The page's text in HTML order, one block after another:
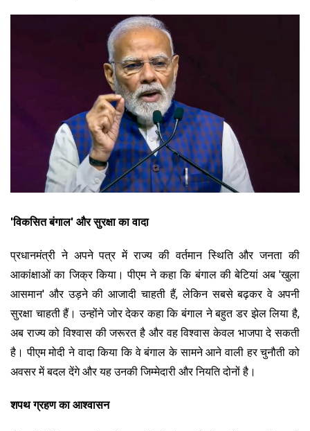
'विकसित बंगाल' और सुरक्षा का वादा
प्रधानमंत्री ने अपने पत्र में राज्य की वर्तमान स्थिति और जनता की
आकांक्षाओं का जिक्र किया। पीएम ने कहा कि बंगाल की बेटियां अब 'खुला
आसमान' और उड़ने की आजादी चाहती हैं, लेकिन सबसे बढ़कर वे अपनी
सुरक्षा चाहती हैं। उन्होंने जोर देकर कहा कि बंगाल ने बहुत डर झेल लिया है,
अब राज्य को विश्वास की जरूरत है और वह विश्वास केवल भाजपा दे सकती
है। पीएम मोदी ने वादा किया कि वे बंगाल के सामने आने वाली हर चुनौती को
अवसर में बदल देंगे और यह उनकी जिम्मेदारी और नियति दोनों है।
शपथ ग्रहण का आश्वासन